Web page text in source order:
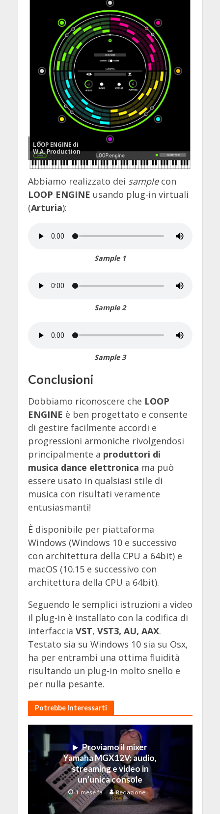
LOOP ENGINE di
W.A. Production
Abbiamo realizzato dei samplecon
LOOP ENGINE usando plug-in virtuali
(Arturia):
Sample 1
Sample 2
Sample 3
Conclusioni
Dobbiamo riconoscere che LOOP
ENGINE è ben progettato e consente
di gestire facilmente accordi e
progressioni armoniche rivolgendosi
principalmente a produttori di
musica dance elettronica ma può
essere usato in qualsiasi stile di
musica con risultati veramente
entusiasmanti!
È disponibile per piattaforma
Windows (Windows 10 e successivo
con architettura della CPU a 64bit) e
macOS (10.15 e successivo con
architettura della CPU a 64bit).
Seguendo le semplici istruzioni a video
il plug-in è installato con la codifica di
interfaccia VST, VST3, AU, AAX.
Testato sia su Windows 10 sia su Osx,
ha per entrambi una ottima fluidità
risultando un plug-in molto snello e
per nulla pesante.
Potrebbe Interessarti
Proviamo il mixer
Yamaha MGX12V: audio,
streaming e video in
un’unica console
1 mese fa Redazione